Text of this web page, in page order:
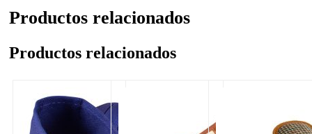
Productos relacionados
Productos relacionados